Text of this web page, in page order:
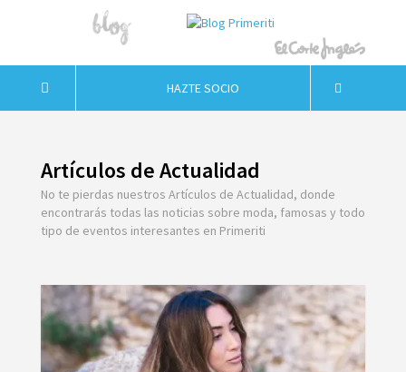
HAZTE SOCIO
Artículos de Actualidad
No te pierdas nuestros Artículos de Actualidad, donde
encontrarás todas las noticias sobre moda, famosas y todo
tipo de eventos interesantes en Primeriti